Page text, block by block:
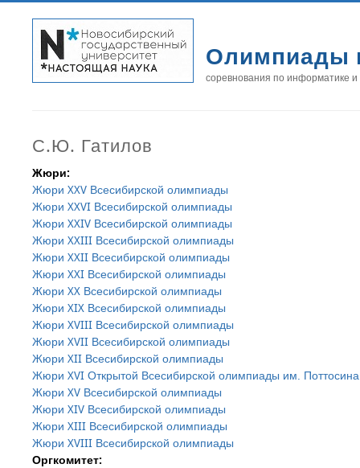
Олимпиады
соревнования по информатике
С.Ю. Гатилов
Жюри:
Жюри XXV Всесибирской олимпиады
Жюри XXVI Всесибирской олимпиады
Жюри XXIV Всесибирской олимпиады
Жюри XXIII Всесибирской олимпиады
Жюри XXII Всесибирской олимпиады
Жюри XXI Всесибирской олимпиады
Жюри XX Всесибирской олимпиады
Жюри XIX Всесибирской олимпиады
Жюри XVIII Всесибирской олимпиады
Жюри XVII Всесибирской олимпиады
Жюри XII Всесибирской олимпиады
Жюри XVI Открытой Всесибирской олимпиады им. Поттосина
Жюри XV Всесибирской олимпиады
Жюри XIV Всесибирской олимпиады
Жюри XIII Всесибирской олимпиады
Жюри XVIII Всесибирской олимпиады
Оргкомитет: